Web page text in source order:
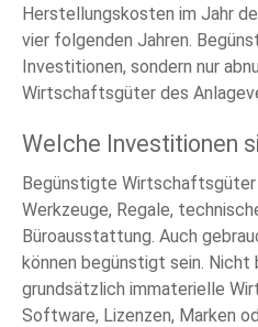
Herstellungskosten im Jahr
vier folgenden Jahren.
Investitionen, sondern nur
Wirtschaftsgüter des
Welche Investitionen
Begünstigte Wirtschaftsgüter
Werkzeuge, Regale,
Büroausstattung. Auch
können begünstigt sein. Nicht
grundsätzlich immaterielle
Software, Lizenzen, Marken